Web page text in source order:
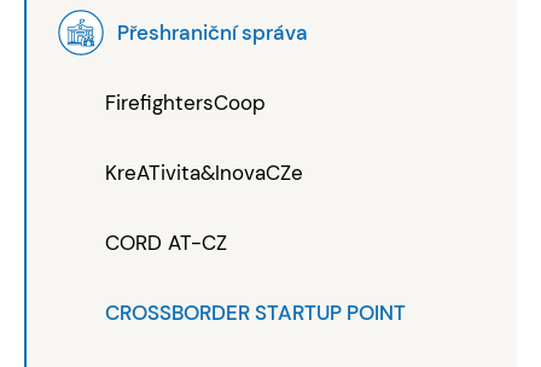
Přeshraniční správa
FirefightersCoop
KreATivita&InovaCZe
CORD AT-CZ
CROSSBORDER STARTUP POINT